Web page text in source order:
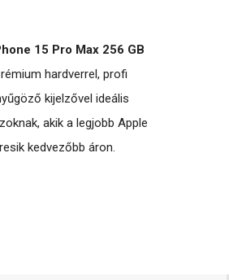
15 Pro Max 256 GB
hardverrel, profi
kijelzővel ideális
akik a legjobb Apple
kedvezőbb áron.